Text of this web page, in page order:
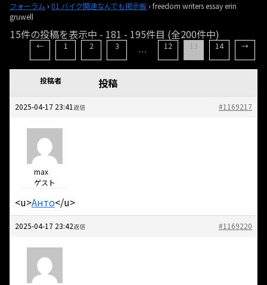
フォーラム › 01 バイク関連なんでも掲示板 › freedom writers essay erin
gruwell
15件の投稿を表示中 - 181 - 195件目 (全200件中)
← 1 2 3 … 12 13 14 →
投稿者 投稿
2025-04-17 23:41 #1169217
返信
max
ゲスト
<u>Анто</u>
2025-04-17 23:42 #1169220
返信